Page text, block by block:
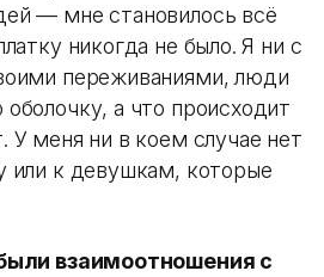
— мне становилось всё
никогда не было. Я ни с
переживаниями, люди
а что происходит
У меня ни в коем случае нет
или к девушкам, которые
взаимоотношения с